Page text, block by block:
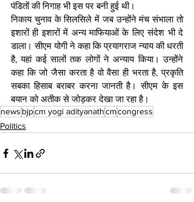
पंडितों की निगाह भी इस पर बनी हुई थी।
निकाय चुनाव के सिलसिले में जब उन्होंने मंच संभाला तो
इशारों ही इशारों में अन्य माफियाओं के लिए संदेश भी दे
डाला। सीएम योगी ने कहा कि प्रयागराज न्याय की धरती
है, यहां कई सालों तक लोगों ने अन्याय किया। उन्होंने
कहा कि जो जैसा करता है वो वैसा ही भरता है, प्रकृति
सबका हिसाब बराबर करना जानती है। सीएम के इस
बयान को अतीक से जोड़कर देखा जा रहा है।
news bjpcm yogi adityanathcmcongress
Politics